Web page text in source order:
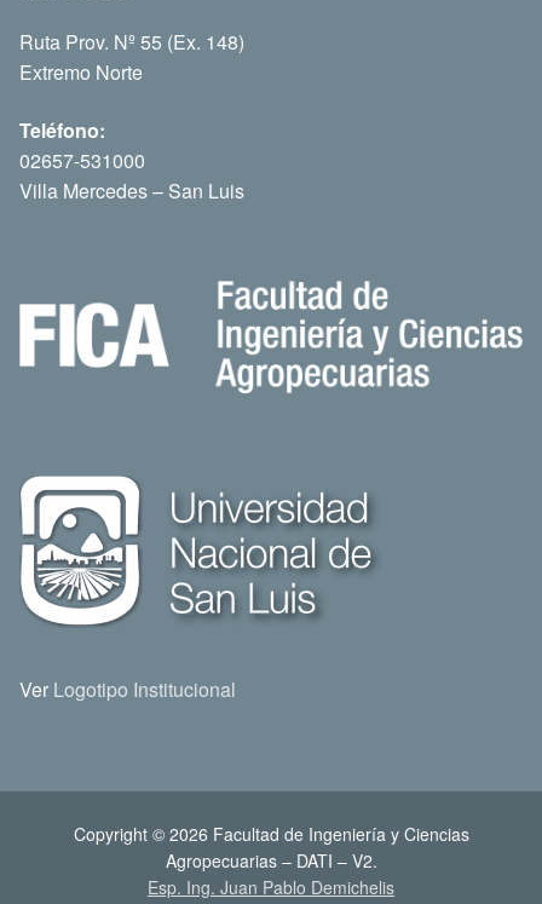
Ruta Prov. Nº 55 (Ex. 148)
Extremo Norte
Teléfono:
02657-531000
Villa Mercedes – San Luis
Ver Logotipo Institucional
Copyright © 2026 Facultad de Ingeniería y Ciencias
Agropecuarias – DATI – V2.
Esp. Ing. Juan Pablo Demichelis